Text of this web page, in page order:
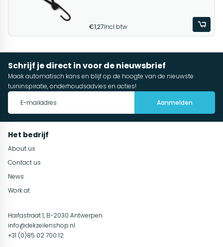
€1,27Incl btw
Schrijf je direct in voor de nieuwsbrief
Maak automatisch kans en blijf op de hoogte van de nieuwste
tuininspiratie, onderhoudsadvies en acties!
Aanmelden
Het bedrijf
About us
Contact us
News
Work at
Haifastraat 1, B-2030 Antwerpen
info@dekzeilenshop.nl
+31 (0)85 02 700 12